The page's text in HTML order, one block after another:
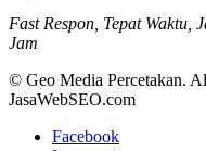
Fast Respon, Tepat Waktu,
Jam
© Geo Media Percetakan.
JasaWebSEO.com
Facebook